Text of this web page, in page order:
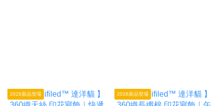
2026新品登場 2026新品登場